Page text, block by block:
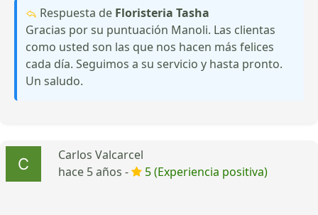
Respuesta de Floristeria Tasha
Gracias por su puntuación Manoli. Las clientas
como usted son las que nos hacen más felices
cada día. Seguimos a su servicio y hasta pronto.
Un saludo.
Carlos Valcarcel
hace 5 años -
5 (Experiencia positiva)